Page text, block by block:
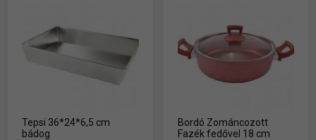
Tepsi 36*24*6,5 cm
bádog
Bordó Zománcozott
Fazék fedővel 18 cm